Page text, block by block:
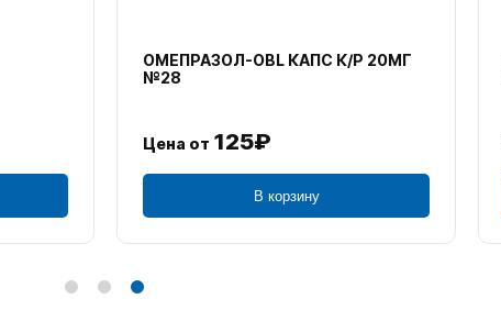
ОМЕПРАЗОЛ-OBL КАПС К/Р 20МГ
№28
Цена от 125₽
В корзину